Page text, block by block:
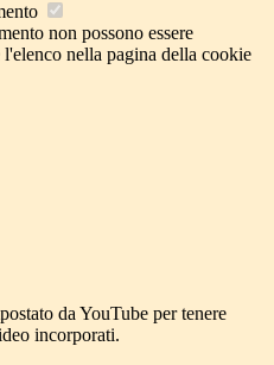
non possono essere
nella pagina della cookie
da YouTube per tenere
incorporati.